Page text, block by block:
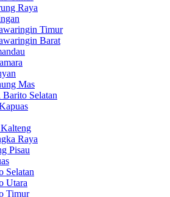
Raya
Timur
Barat
Mas
Selatan
Raya
Pisau
Selatan
Utara
Timur